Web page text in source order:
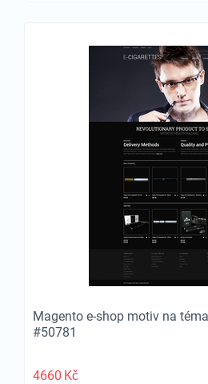
Magento e-shop motiv na
#50781
4660 Kč